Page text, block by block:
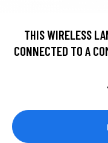
THIS WIRELESS
CONNECTED TO A